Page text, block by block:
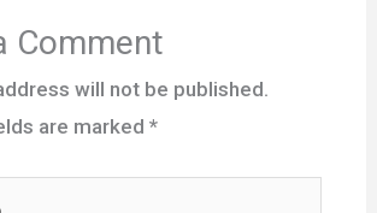
Comment
will not be published.
are marked *